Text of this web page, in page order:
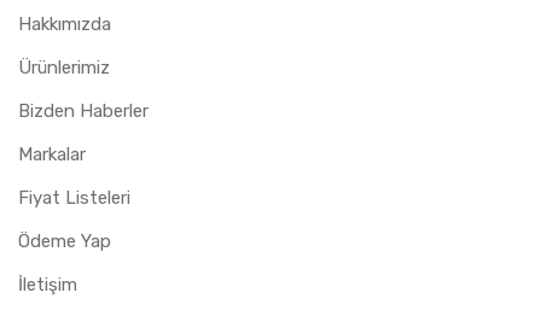
Hakkımızda
Ürünlerimiz
Bizden Haberler
Markalar
Fiyat Listeleri
Ödeme Yap
İletişim